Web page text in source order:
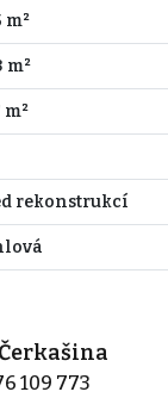
m²
m²
m²
rekonstrukcí
109 773